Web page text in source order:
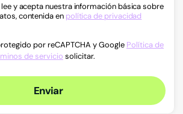
y acepta nuestra información básica sobre
contenida en política de privacidad
por reCAPTCHA y Google Política de
de servicio solicitar.
Enviar